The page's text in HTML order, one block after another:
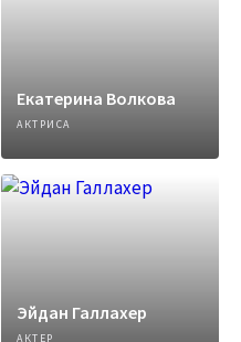
Екатерина Волкова
АКТРИСА
Эйдан Галлахер
АКТЕР